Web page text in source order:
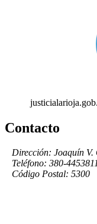
Contacto
Dirección: Joaquín V.
Teléfono: 380-
Código Postal: 5300